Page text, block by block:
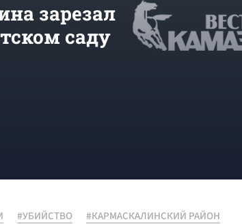
зарезал
саду
#УБИЙСТВО
#КАРМАСКАЛИНСКИЙ РАЙОН